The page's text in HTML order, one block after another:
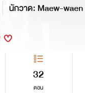
นักวาด: Maew-waen
32
ตอน